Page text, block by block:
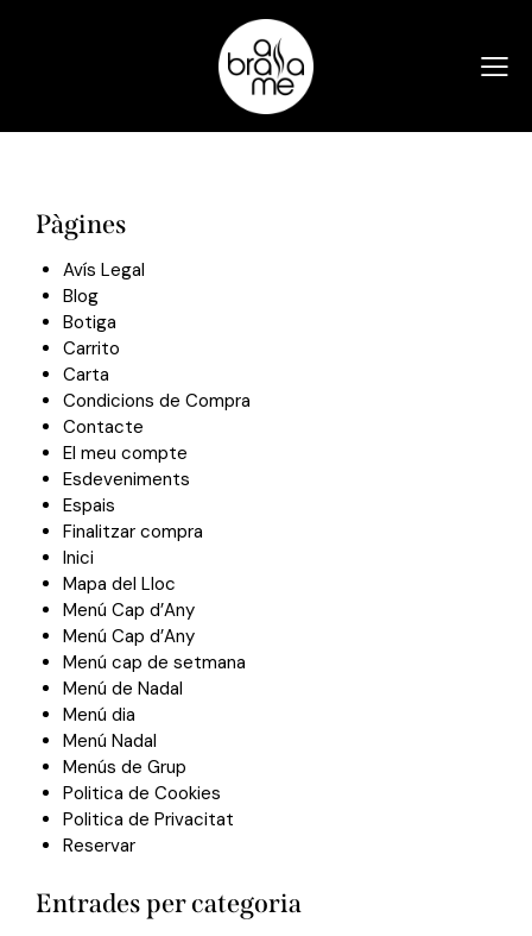
Pàgines
Avís Legal
Blog
Botiga
Carrito
Carta
Condicions de Compra
Contacte
El meu compte
Esdeveniments
Espais
Finalitzar compra
Inici
Mapa del Lloc
Menú Cap d’Any
Menú Cap d’Any
Menú cap de setmana
Menú de Nadal
Menú dia
Menú Nadal
Menús de Grup
Politica de Cookies
Politica de Privacitat
Reservar
Entrades per categoria